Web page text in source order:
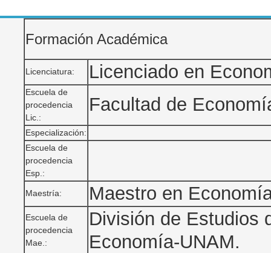
Formación Académica
Licenciatura: Licenciado en
Escuela de
procedencia
Lic.:
Facultad de
Especialización:
Escuela de
procedencia
Esp.:
Maestría: Maestro en
Escuela de
procedencia
Mae.:
División de Estudios
Economía-UNAM.